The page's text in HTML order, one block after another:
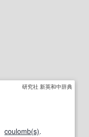
研究社 新英和中辞典
coulomb(s).